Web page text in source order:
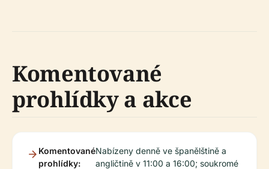
Komentované
prohlídky a akce
Komentované
prohlídky:
Nabízeny denně ve španělštině a
angličtině v 11:00 a 16:00; soukromé